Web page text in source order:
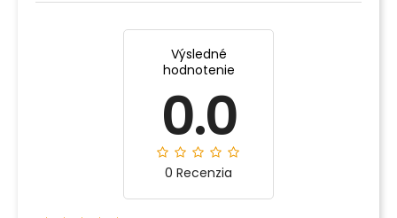
Výsledné
hodnotenie
0.0
0 Recenzia